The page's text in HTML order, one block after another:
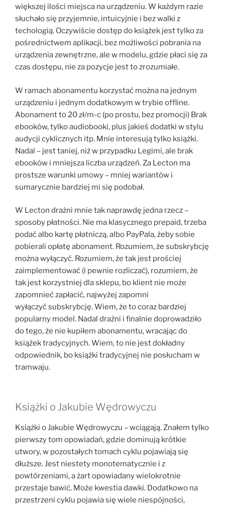
większej ilości miejsca na urządzeniu. W każdym razie
słuchało się przyjemnie, intuicyjnie i bez walki z
techologią. Oczywiście dostęp do książek jest tylko za
pośrednictwem aplikacji, bez możliwości pobrania na
urządzenia zewnętrzne, ale w modelu, gdzie płaci się za
czas dostępu, nie za pozycje jest to zrozumiałe.
W ramach abonamentu korzystać można na jednym
urządzeniu i jednym dodatkowym w trybie offline.
Abonament to 20 zł/m-c (po prostu, bez promocji) Brak
ebooków, tylko audiobooki, plus jakieś dodatki w stylu
audycji cyklicznych itp. Mnie interesują tylko książki.
Nadal – jest taniej, niż w przypadku Legimi, ale brak
ebooków i mniejsza liczba urządzeń. Za Lecton ma
prostsze warunki umowy – mniej wariantów i
sumarycznie bardziej mi się podobał.
W Lecton drażni mnie tak naprawdę jedna rzecz –
sposoby płatności. Nie ma klasycznego prepaid, trzeba
podać albo kartę płatniczą, albo PayPala, żeby sobie
pobierali opłatę abonament. Rozumiem, że subskrybcję
można wyłączyć. Rozumiem, że tak jest prościej
zaimplementować (i pewnie rozliczać), rozumiem, że
tak jest korzystniej dla sklepu, bo klient nie może
zapomnieć zapłacić, najwyżej zapomni
wyłączyć subskrybcję. Wiem, że to coraz bardziej
popularny model. Nadal drażni i finalnie doprowadziło
do tego, że nie kupiłem abonamentu, wracając do
książek tradycyjnych. Wiem, to nie jest dokładny
odpowiednik, bo książki tradycyjnej nie posłucham w
tramwaju.
Książki o Jakubie Wędrowyczu
Książki o Jakubie Wędrowyczu – wciągają. Znałem tylko
pierwszy tom opowiadań, gdzie dominują krótkie
utwory, w pozostałych tomach cyklu pojawiają się
dłuższe. Jest niestety monotematycznie i z
powtórzeniami, a żart opowiadany wielokrotnie
przestaje bawić. Może kwestia dawki. Dodatkowo na
przestrzeni cyklu pojawia się wiele niespójności,